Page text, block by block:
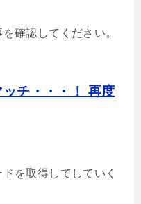
確認してください。
チ・・・！ 再度
を取得してしていく